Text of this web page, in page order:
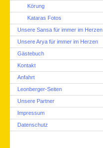
Körung
Kataras Fotos
Unsere Sansa für immer im Herzen
Unsere Arya für immer im Herzen
Gästebuch
Kontakt
Anfahrt
Leonberger-Seiten
Unsere Partner
Impressum
Datenschutz